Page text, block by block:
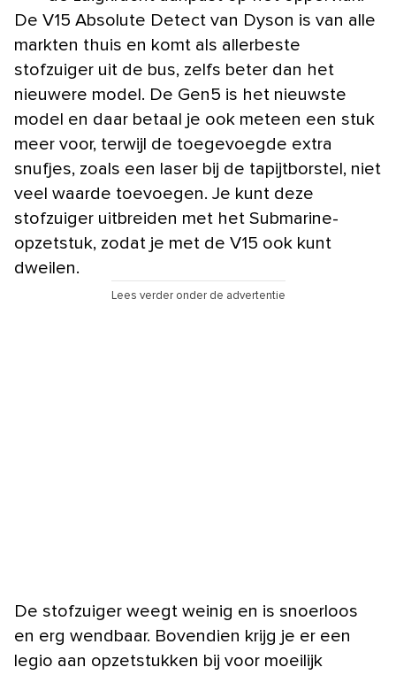
De V15 Absolute Detect van Dyson is van alle
markten thuis en komt als allerbeste
stofzuiger uit de bus, zelfs beter dan het
nieuwere model. De Gen5 is het nieuwste
model en daar betaal je ook meteen een stuk
meer voor, terwijl de toegevoegde extra
snufjes, zoals een laser bij de tapijtborstel, niet
veel waarde toevoegen. Je kunt deze
stofzuiger uitbreiden met het Submarine-
opzetstuk, zodat je met de V15 ook kunt
dweilen.
Lees verder onder de advertentie
De stofzuiger weegt weinig en is snoerloos
en erg wendbaar. Bovendien krijg je er een
legio aan opzetstukken bij voor moeilijk